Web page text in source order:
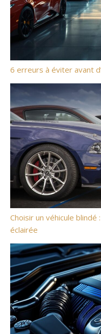
6 erreurs à éviter avant
Choisir un véhicule
éclairée